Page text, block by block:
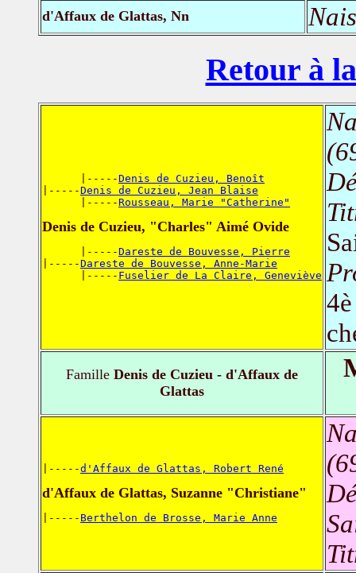
d'Affaux de Glattas, Nn
Retour à
      |-----
Denis de Cuzieu, Benoît
|-----Denis de Cuzieu, Jean Blaise
      |-----
Rousseau, Marie "Catherine"
Denis de Cuzieu, "Charles" Aimé Ovide
      |-----
Dareste de Bouvesse, Pierre
|-----Dareste de Bouvesse, Anne-Marie
      |-----
Fuselier de La Claire, Geneviève
Famille Denis de Cuzieu - d'Affaux de
Glattas
|-----d'Affaux de Glattas, Robert René
d'Affaux de Glattas, Suzanne "Christiane"
|----- Berthelon de Brosse, Marie Anne